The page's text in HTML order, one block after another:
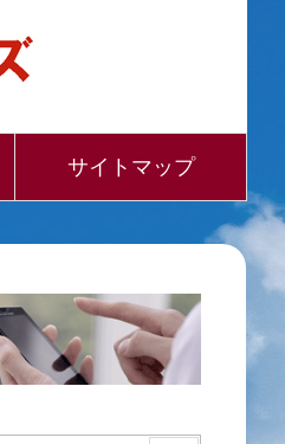
サイトマップ